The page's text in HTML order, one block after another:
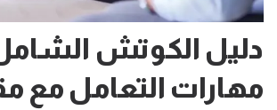
دليل الكوتش
مهارات التعامل مع